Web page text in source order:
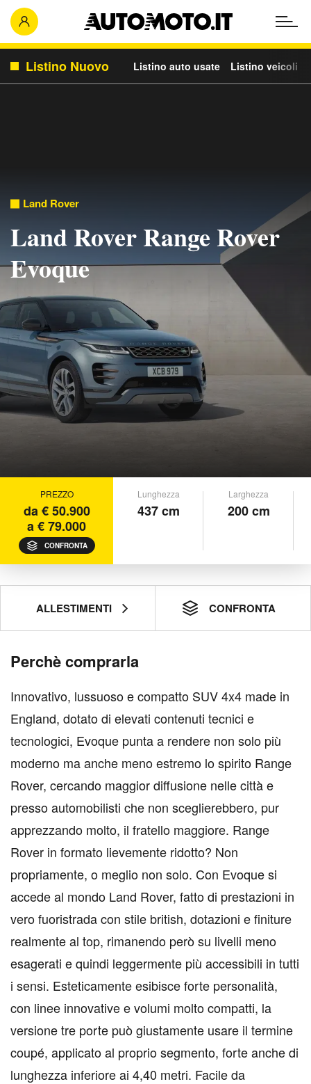
Listino Nuovo Listino auto usate Listino veicoli
Land Rover
Land Rover Range Rover
Evoque
PREZZO
da € 50.900
a € 79.000
CONFRONTA
Lunghezza
437 cm
Larghezza
200 cm
ALLESTIMENTI CONFRONTA
Perchè comprarla
Innovativo, lussuoso e compatto SUV 4x4 made in
England, dotato di elevati contenuti tecnici e
tecnologici, Evoque punta a rendere non solo più
moderno ma anche meno estremo lo spirito Range
Rover, cercando maggior diffusione nelle città e
presso automobilisti che non sceglierebbero, pur
apprezzando molto, il fratello maggiore. Range
Rover in formato lievemente ridotto? Non
propriamente, o meglio non solo. Con Evoque si
accede al mondo Land Rover, fatto di prestazioni in
vero fuoristrada con stile british, dotazioni e finiture
realmente al top, rimanendo però su livelli meno
esagerati e quindi leggermente più accessibili in tutti
i sensi. Esteticamente esibisce forte personalità,
con linee innovative e volumi molto compatti, la
versione tre porte può giustamente usare il termine
coupé, applicato al proprio segmento, forte anche di
lunghezza inferiore ai 4,40 metri. Facile da